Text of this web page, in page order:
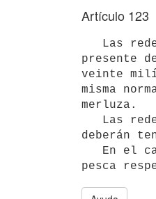
Artículo 123
presente
veinte
misma
merluza.
deberán